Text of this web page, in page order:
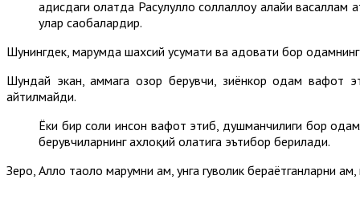
ҳадисдаги ҳолатда Расулуллоҳ соллаллоҳу алайҳи
улар саҳобалардир.
Шунингдек, марҳумда шахсий ҳусумати ва адовати бор
Шундай экан, ҳаммага озор берувчи, зиёнкор одам вафот
айтилмайди.
Ёки бир солиҳ инсон вафот этиб, душманчилиги бор
берувчиларнинг ахлоқий ҳолатига эътибор берилади.
Зеро, Аллоҳ таоло марҳумни ҳам, унга гувоҳлик бераётганларни